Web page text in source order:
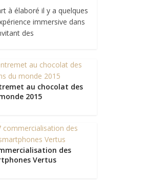
à élaboré il y a quelques
immersive dans
des
au chocolat des
2015
des
Vertus